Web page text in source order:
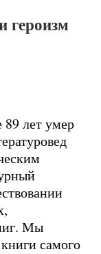
героизм
89 лет умер
Мы
самого